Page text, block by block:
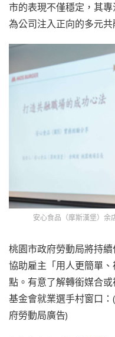
市的表現不僅穩定，其
為公司注入正向的多元共
安心食品（摩斯漢堡）余
桃園市政府勞動局將持
協助雇主「用人更簡單
點。有意了解轉銜媒合
基金會就業選手村窗口
府勞動局廣告)